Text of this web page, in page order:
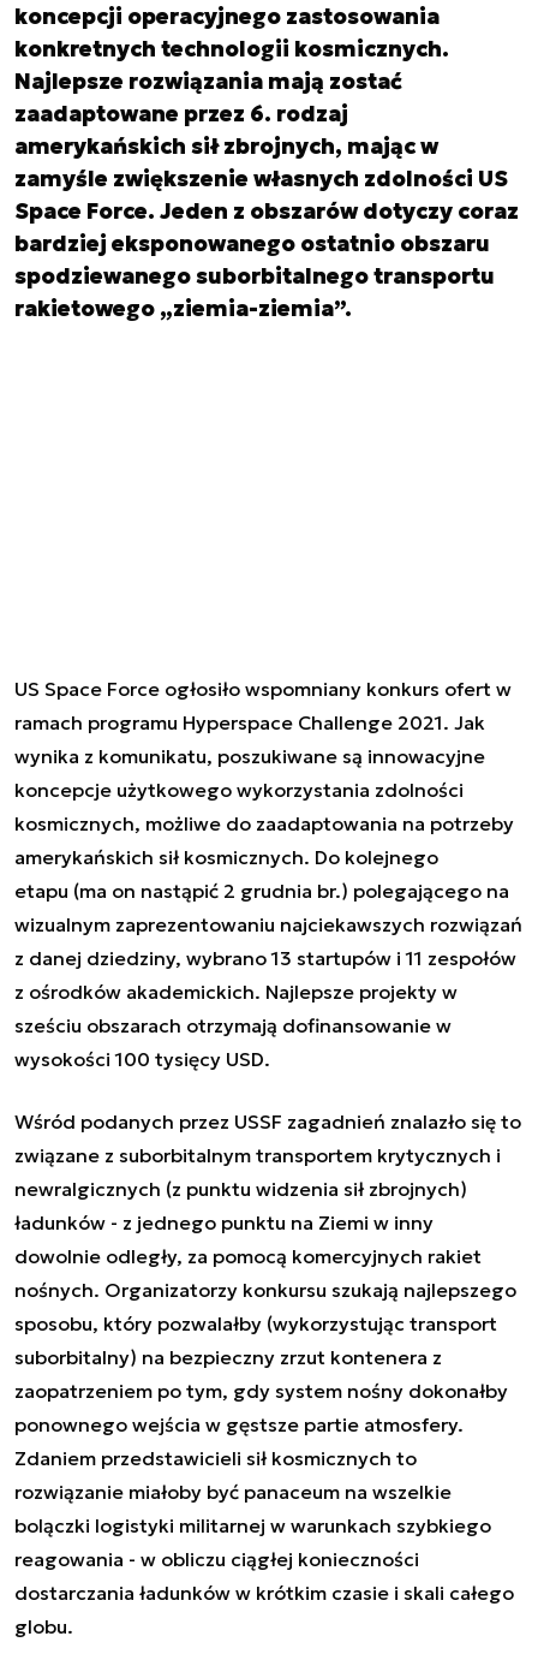
koncepcji operacyjnego zastosowania
konkretnych technologii kosmicznych.
Najlepsze rozwiązania mają zostać
zaadaptowane przez 6. rodzaj
amerykańskich sił zbrojnych, mając w
zamyśle zwiększenie własnych zdolności US
Space Force. Jeden z obszarów dotyczy coraz
bardziej eksponowanego ostatnio obszaru
spodziewanego suborbitalnego transportu
rakietowego „ziemia-ziemia”.
US Space Force ogłosiło wspomniany konkurs ofert w
ramach programu Hyperspace Challenge 2021. Jak
wynika z komunikatu, poszukiwane są innowacyjne
koncepcje użytkowego wykorzystania zdolności
kosmicznych, możliwe do zaadaptowania na potrzeby
amerykańskich sił kosmicznych. Do kolejnego
etapu (ma on nastąpić 2 grudnia br.) polegającego na
wizualnym zaprezentowaniu najciekawszych rozwiązań
z danej dziedziny, wybrano 13 startupów i 11 zespołów
z ośrodków akademickich. Najlepsze projekty w
sześciu obszarach otrzymają dofinansowanie w
wysokości 100 tysięcy USD.
Wśród podanych przez USSF zagadnień znalazło się to
związane z suborbitalnym transportem krytycznych i
newralgicznych (z punktu widzenia sił zbrojnych)
ładunków - z jednego punktu na Ziemi w inny
dowolnie odległy, za pomocą komercyjnych rakiet
nośnych. Organizatorzy konkursu szukają najlepszego
sposobu, który pozwalałby (wykorzystując transport
suborbitalny) na bezpieczny zrzut kontenera z
zaopatrzeniem po tym, gdy system nośny dokonałby
ponownego wejścia w gęstsze partie atmosfery.
Zdaniem przedstawicieli sił kosmicznych to
rozwiązanie miałoby być panaceum na wszelkie
bolączki logistyki militarnej w warunkach szybkiego
reagowania - w obliczu ciągłej konieczności
dostarczania ładunków w krótkim czasie i skali całego
globu.